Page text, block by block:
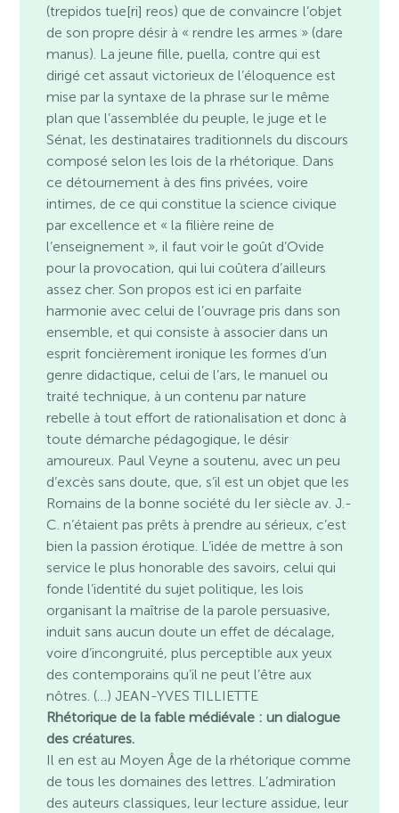
(trepidos tue[ri] reos) que de convaincre l’objet
de son propre désir à « rendre les armes » (dare
manus). La jeune fille, puella, contre qui est
dirigé cet assaut victorieux de l’éloquence est
mise par la syntaxe de la phrase sur le même
plan que l’assemblée du peuple, le juge et le
Sénat, les destinataires traditionnels du discours
composé selon les lois de la rhétorique. Dans
ce détournement à des fins privées, voire
intimes, de ce qui constitue la science civique
par excellence et « la filière reine de
l’enseignement », il faut voir le goût d’Ovide
pour la provocation, qui lui coûtera d’ailleurs
assez cher. Son propos est ici en parfaite
harmonie avec celui de l’ouvrage pris dans son
ensemble, et qui consiste à associer dans un
esprit foncièrement ironique les formes d’un
genre didactique, celui de l’ars, le manuel ou
traité technique, à un contenu par nature
rebelle à tout effort de rationalisation et donc à
toute démarche pédagogique, le désir
amoureux. Paul Veyne a soutenu, avec un peu
d’excès sans doute, que, s’il est un objet que les
Romains de la bonne société du Ier siècle av. J.-
C. n’étaient pas prêts à prendre au sérieux, c’est
bien la passion érotique. L’idée de mettre à son
service le plus honorable des savoirs, celui qui
fonde l’identité du sujet politique, les lois
organisant la maîtrise de la parole persuasive,
induit sans aucun doute un effet de décalage,
voire d’incongruité, plus perceptible aux yeux
des contemporains qu’il ne peut l’être aux
nôtres. (…) JEAN-YVES TILLIETTE
Rhétorique de la fable médiévale : un dialogue
des créatures.
Il en est au Moyen Âge de la rhétorique comme
de tous les domaines des lettres. L’admiration
des auteurs classiques, leur lecture assidue, leur